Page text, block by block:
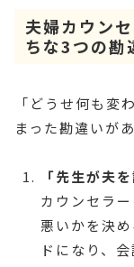
夫婦カウン
ちな3つの勘
「どうせ何も変
まった勘違いが
「先生が夫
カウンセラ
悪いかを決
ドになり、